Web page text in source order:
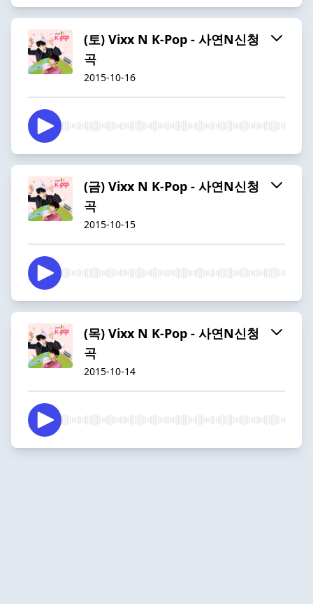
(토) Vixx N K-Pop - 사연N신청
곡
2015-10-16
(금) Vixx N K-Pop - 사연N신청
곡
2015-10-15
(목) Vixx N K-Pop - 사연N신청
곡
2015-10-14